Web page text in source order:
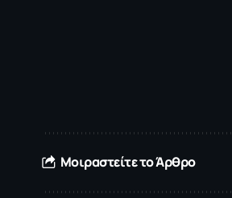
Μοιραστείτε το Άρθρο